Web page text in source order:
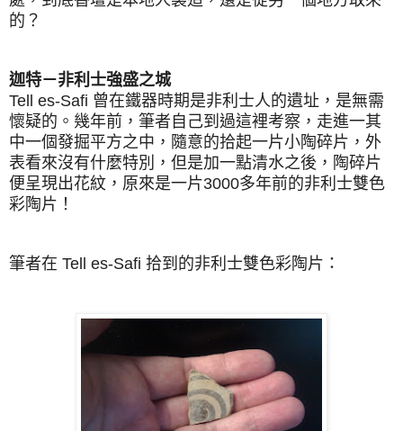
的？
迦特－非利士強盛之城
Tell es-Safi 曾在鐵器時期是非利士人的遺址，是無需
懷疑的。幾年前，筆者自己到過這裡考察，走進一其
中一個發掘平方之中，隨意的拾起一片小陶碎片，外
表看來沒有什麼特別，但是加一點清水之後，陶碎片
便呈現出花紋，原來是一片3000多年前的非利士雙色
彩陶片！
筆者在 Tell es-Safi 拾到的非利士雙色彩陶片：